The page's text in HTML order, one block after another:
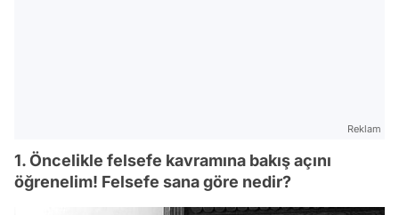
Reklam
1. Öncelikle felsefe kavramına bakış açını
öğrenelim! Felsefe sana göre nedir?